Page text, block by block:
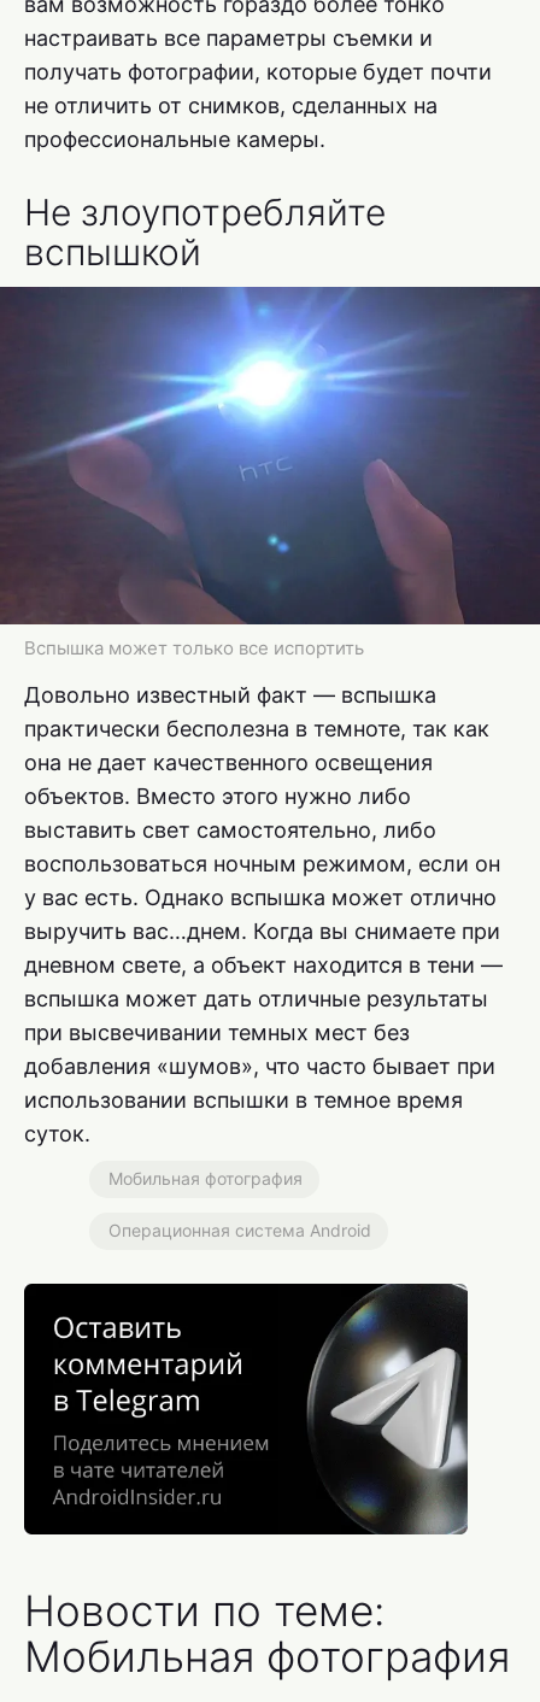
настраивать все параметры съемки и
получать фотографии, которые будет почти
не отличить от снимков, сделанных на
профессиональные камеры.
Не злоупотребляйте
вспышкой
Вспышка может только все испортить
Довольно известный факт — вспышка
практически бесполезна в темноте, так как
она не дает качественного освещения
объектов. Вместо этого нужно либо
выставить свет самостоятельно, либо
воспользоваться ночным режимом, если он
у вас есть. Однако вспышка может отлично
выручить вас…днем. Когда вы снимаете при
дневном свете, а объект находится в тени —
вспышка может дать отличные результаты
при высвечивании темных мест без
добавления «шумов», что часто бывает при
использовании вспышки в темное время
суток.
Мобильная фотография
Операционная система Android
Новости по теме:
Мобильная фотография